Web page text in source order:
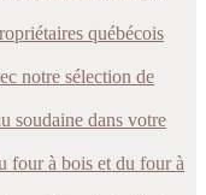
québécois
notre sélection de
soudaine dans votre
four à bois et du four à